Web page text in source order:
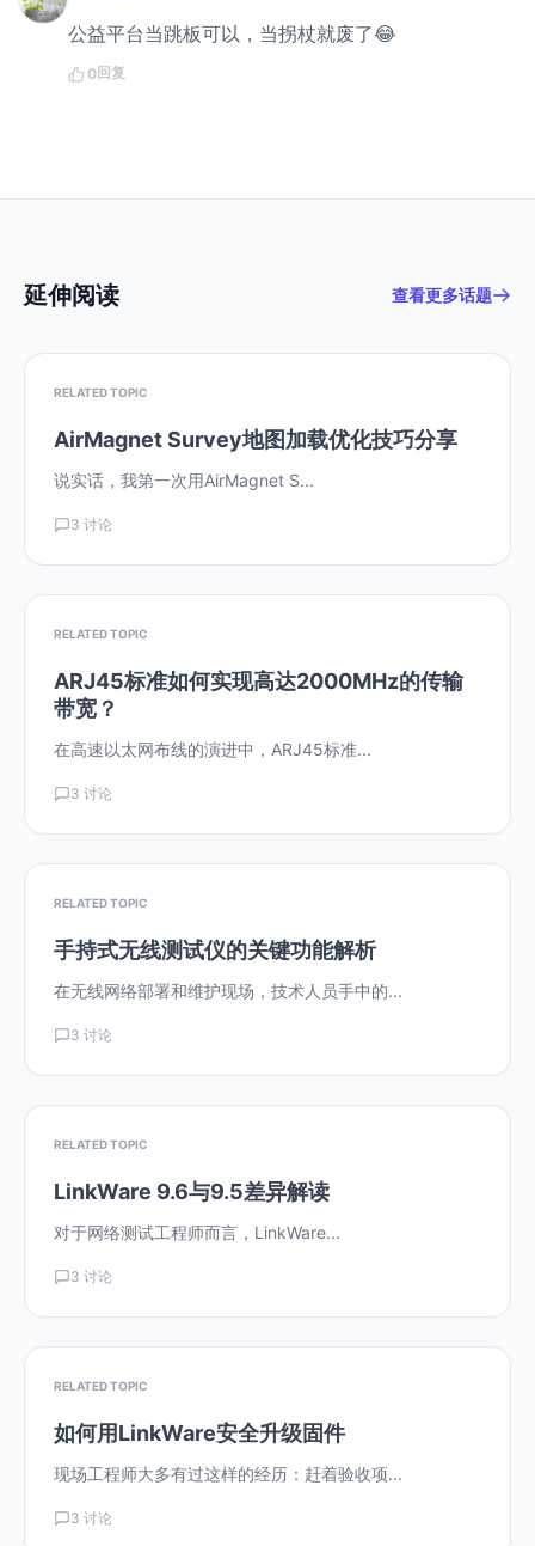
公益平台当跳板可以，当拐杖就废了😂
0回复
延伸阅读 查看更多话题
RELATED TOPIC
AirMagnet Survey地图加载优化技巧分享
说实话，我第一次用AirMagnet S...
3 讨论
RELATED TOPIC
ARJ45标准如何实现高达2000MHz的传输
带宽？
在高速以太网布线的演进中，ARJ45标准...
3 讨论
RELATED TOPIC
手持式无线测试仪的关键功能解析
在无线网络部署和维护现场，技术人员手中的...
3 讨论
RELATED TOPIC
LinkWare 9.6与9.5差异解读
对于网络测试工程师而言，LinkWare...
3 讨论
RELATED TOPIC
如何用LinkWare安全升级固件
现场工程师大多有过这样的经历：赶着验收项...
3 讨论